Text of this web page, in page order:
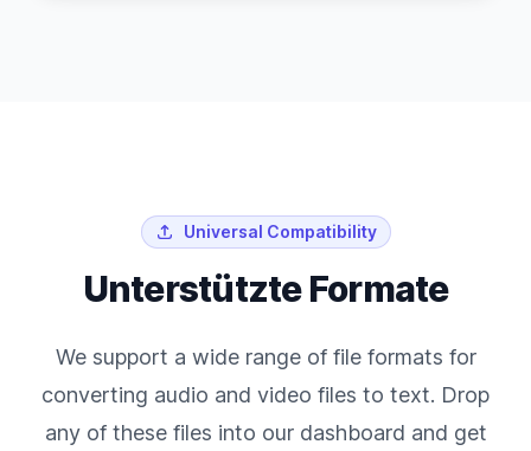
Universal Compatibility
Unterstützte Formate
We support a wide range of file formats for
converting audio and video files to text. Drop
any of these files into our dashboard and get